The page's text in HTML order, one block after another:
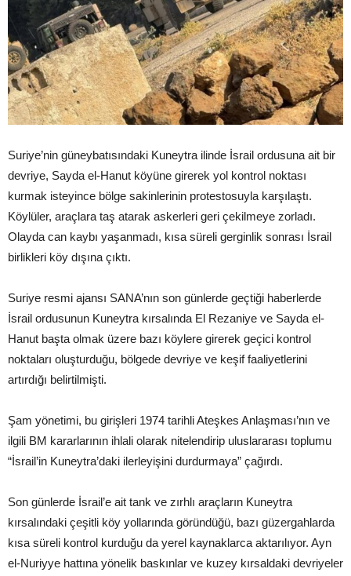
Suriye’nin güneybatısındaki Kuneytra ilinde İsrail ordusuna ait bir
devriye, Sayda el-Hanut köyüne girerek yol kontrol noktası
kurmak isteyince bölge sakinlerinin protestosuyla karşılaştı.
Köylüler, araçlara taş atarak askerleri geri çekilmeye zorladı.
Olayda can kaybı yaşanmadı, kısa süreli gerginlik sonrası İsrail
birlikleri köy dışına çıktı.
Suriye resmi ajansı SANA’nın son günlerde geçtiği haberlerde
İsrail ordusunun Kuneytra kırsalında El Rezaniye ve Sayda el-
Hanut başta olmak üzere bazı köylere girerek geçici kontrol
noktaları oluşturduğu, bölgede devriye ve keşif faaliyetlerini
artırdığı belirtilmişti.
Şam yönetimi, bu girişleri 1974 tarihli Ateşkes Anlaşması’nın ve
ilgili BM kararlarının ihlali olarak nitelendirip uluslararası toplumu
“İsrail’in Kuneytra’daki ilerleyişini durdurmaya” çağırdı.
Son günlerde İsrail’e ait tank ve zırhlı araçların Kuneytra
kırsalındaki çeşitli köy yollarında göründüğü, bazı güzergahlarda
kısa süreli kontrol kurduğu da yerel kaynaklarca aktarılıyor. Ayn
el-Nuriyye hattına yönelik baskınlar ve kuzey kırsaldaki devriyeler